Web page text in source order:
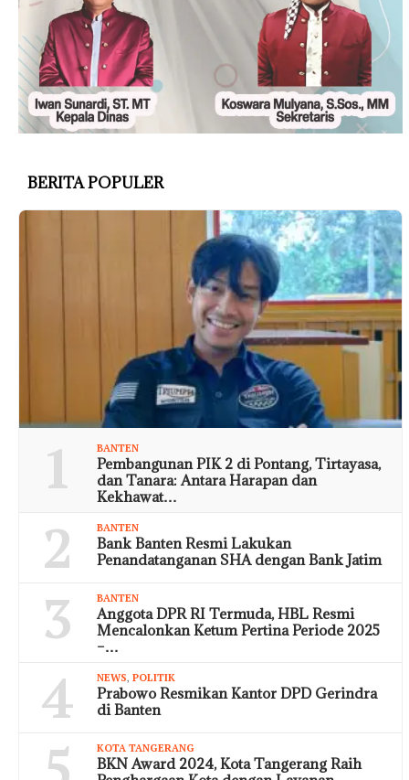
BERITA POPULER
1 BANTEN
Pembangunan PIK 2 di Pontang, Tirtayasa,
dan Tanara: Antara Harapan dan
Kekhawat…
2 BANTEN
Bank Banten Resmi Lakukan
Penandatanganan SHA dengan Bank Jatim
3 BANTEN
Anggota DPR RI Termuda, HBL Resmi
Mencalonkan Ketum Pertina Periode 2025
–…
4 NEWS, POLITIK
Prabowo Resmikan Kantor DPD Gerindra
di Banten
KOTA TANGERANG
BKN Award 2024, Kota Tangerang Raih